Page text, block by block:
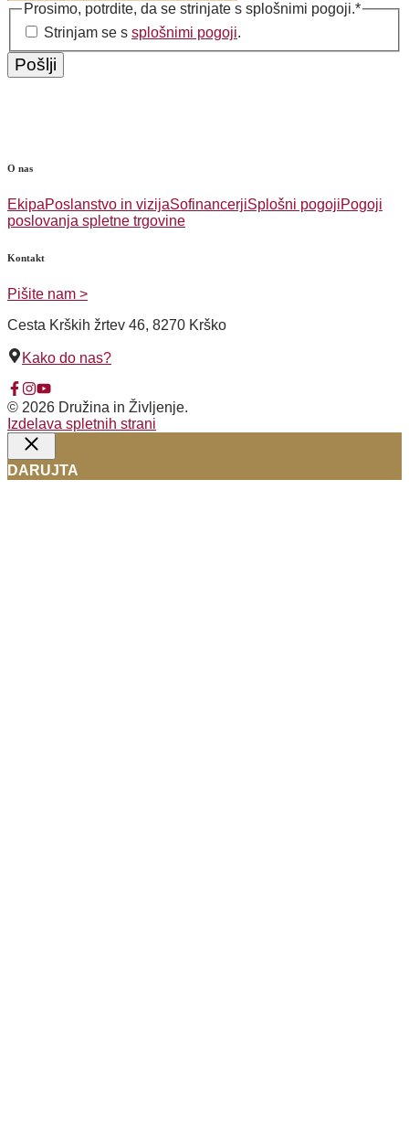
Prosimo, potrdite, da se strinjate s splošnimi pogoji.*
Strinjam se s splošnimi pogoji.
O nas
EkipaPoslanstvo in vizijaSofinancerjiSplošni pogojiPogoji
poslovanja spletne trgovine
Kontakt
Pišite nam >
Cesta Krških žrtev 46, 8270 Krško
Kako do nas?
© 2026 Družina in Življenje.
Izdelava spletnih strani
Close
DARUJTA